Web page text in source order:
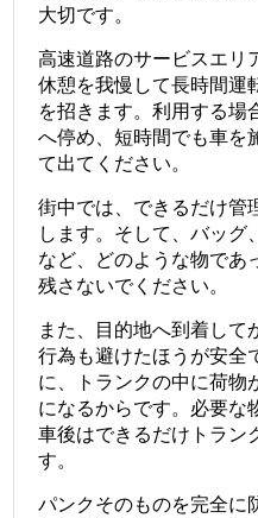
大切です。
高速道路のサービスエリ
休憩を我慢して長時間運
を招きます。利用する場
へ停め、短時間でも車を
て出てください。
街中では、できるだけ管
します。そして、バッグ
など、どのような物であ
残さないでください。
また、目的地へ到着して
行為も避けたほうが安全
に、トランクの中に荷物
になるからです。必要な
車後はできるだけトラン
す。
パンクそのものを完全に